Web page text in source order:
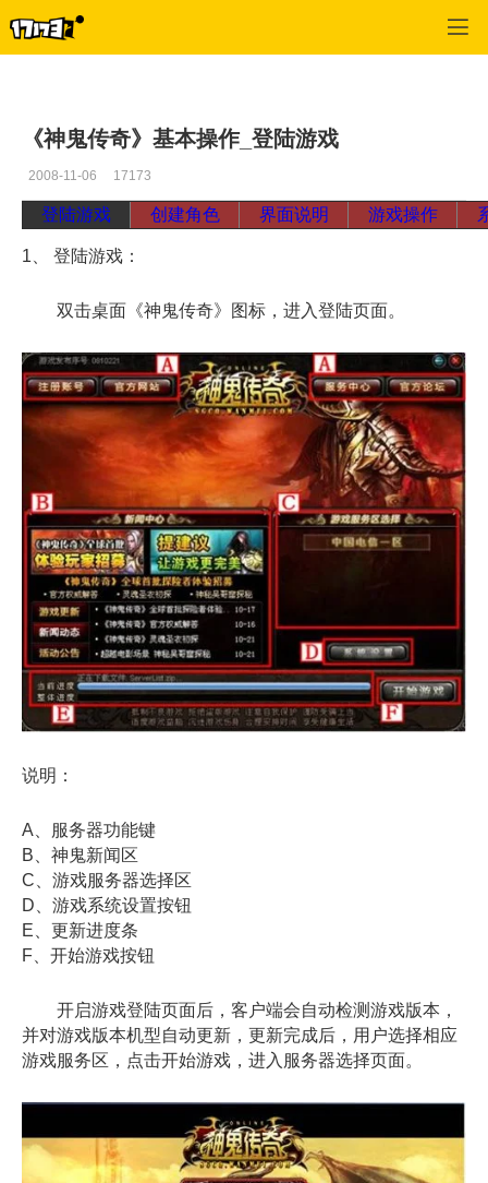
《神鬼传奇》基本操作_登陆游戏
2008-11-06 17173
登陆游戏 创建角色 界面说明 游戏操作
1、 登陆游戏：
双击桌面《神鬼传奇》图标，进入登陆页面。
说明：
A、服务器功能键
B、神鬼新闻区
C、游戏服务器选择区
D、游戏系统设置按钮
E、更新进度条
F、开始游戏按钮
开启游戏登陆页面后，客户端会自动检测游戏版本，
并对游戏版本机型自动更新，更新完成后，用户选择相应
游戏服务区，点击开始游戏，进入服务器选择页面。